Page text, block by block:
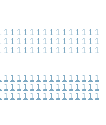
1 1 1 1 1 1 1 1 1 1 1 1 1 1 1
1 1 1 1 1 1 1 1 1 1 1 1 1 1 1
1 1 1 1 1 1 1 1 1 1 1 1 1 1 1
1 1 1 1 1 1 1 1 1 1 1 1 1 1 1
1 1 1 1 1 1 1 1 1 1 1 1 1 1 1
1 1 1 1 1 1 1 1 1 1 1 1 1 1 1